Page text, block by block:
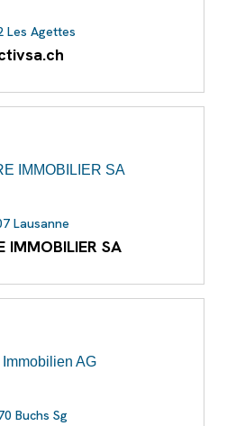
Les Agettes
Lausanne
IMMOBILIER SA
Buchs Sg